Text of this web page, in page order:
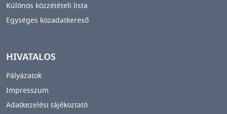
Különös közzétételi lista
Egységes közadatkereső
HIVATALOS
Pályázatok
Impresszum
Adatkezelési tájékoztató